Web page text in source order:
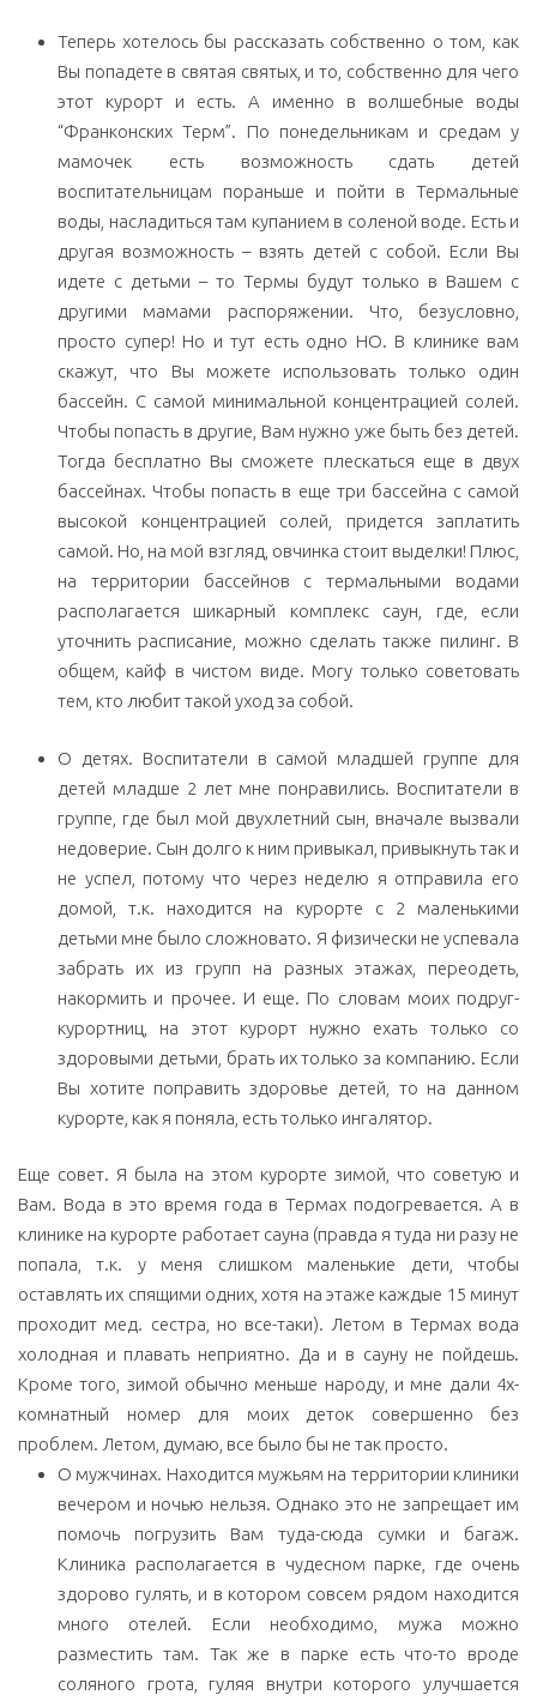
Теперь хотелось бы рассказать собственно о том, как
Вы попадете в святая святых, и то, собственно для чего
этот курорт и есть. А именно в волшебные воды
“Франконских Терм”. По понедельникам и средам у
мамочек есть возможность сдать детей
воспитательницам пораньше и пойти в Термальные
воды, насладиться там купанием в соленой воде. Есть и
другая возможность – взять детей с собой. Если Вы
идете с детьми – то Термы будут только в Вашем с
другими мамами распоряжении. Что, безусловно,
просто супер! Но и тут есть одно НО. В клинике вам
скажут, что Вы можете использовать только один
бассейн. С самой минимальной концентрацией солей.
Чтобы попасть в другие, Вам нужно уже быть без детей.
Тогда бесплатно Вы сможете плескаться еще в двух
бассейнах. Чтобы попасть в еще три бассейна с самой
высокой концентрацией солей, придется заплатить
самой. Но, на мой взгляд, овчинка стоит выделки! Плюс,
на территории бассейнов с термальными водами
располагается шикарный комплекс саун, где, если
уточнить расписание, можно сделать также пилинг. В
общем, кайф в чистом виде. Могу только советовать
тем, кто любит такой уход за собой.
О детях. Воспитатели в самой младшей группе для
детей младше 2 лет мне понравились. Воспитатели в
группе, где был мой двухлетний сын, вначале вызвали
недоверие. Сын долго к ним привыкал, привыкнуть так и
не успел, потому что через неделю я отправила его
домой, т.к. находится на курорте с 2 маленькими
детьми мне было сложновато. Я физически не успевала
забрать их из групп на разных этажах, переодеть,
накормить и прочее. И еще. По словам моих подруг-
курортниц, на этот курорт нужно ехать только со
здоровыми детьми, брать их только за компанию. Если
Вы хотите поправить здоровье детей, то на данном
курорте, как я поняла, есть только ингалятор.
Еще совет. Я была на этом курорте зимой, что советую и
Вам. Вода в это время года в Термах подогревается. А в
клинике на курорте работает сауна (правда я туда ни разу не
попала, т.к. у меня слишком маленькие дети, чтобы
оставлять их спящими одних, хотя на этаже каждые 15 минут
проходит мед. сестра, но все-таки). Летом в Термах вода
холодная и плавать неприятно. Да и в сауну не пойдешь.
Кроме того, зимой обычно меньше народу, и мне дали 4х-
комнатный номер для моих деток совершенно без
проблем. Летом, думаю, все было бы не так просто.
О мужчинах. Находится мужьям на территории клиники
вечером и ночью нельзя. Однако это не запрещает им
помочь погрузить Вам туда-сюда сумки и багаж.
Клиника располагается в чудесном парке, где очень
здорово гулять, и в котором совсем рядом находится
много отелей. Если необходимо, мужа можно
разместить там. Так же в парке есть что-то вроде
соляного грота, гуляя внутри которого улучшается